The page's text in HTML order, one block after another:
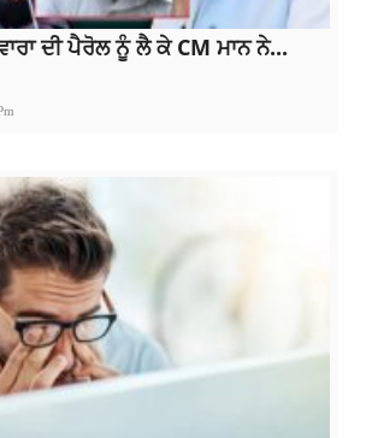
ਦੀ ਪੈਰੋਲ ਨੂੰ ਲੈ ਕੇ CM ਮਾਨ ਨੇ...